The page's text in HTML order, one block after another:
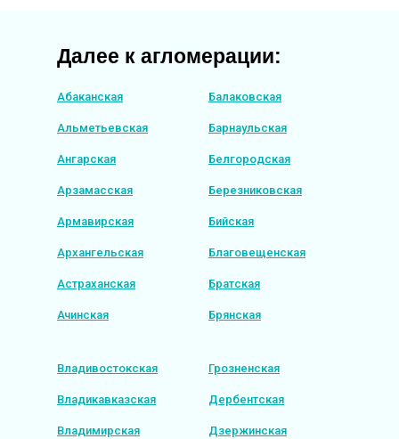
Альметьевская
Ангарская
Арзамасская
Армавирская
Архангельская
Абаканская
Ачинская
Балаковская
Барнаульская
Белгородская
Березниковская
Астраханская
Бийская
Благовещенская
Братская
Брянская
Владивостокская
Владикавказская
Владимирская
Грозненская
Дербентская
Дзержинская
Далее к агломерации: